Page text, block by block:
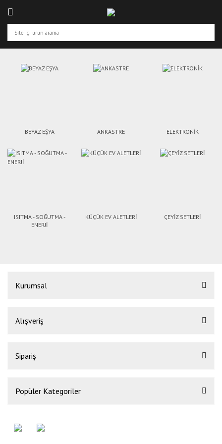
BEYAZ EŞYA ANKASTRE ELEKTRONİK
ISITMA - SOĞUTMA -
ENERJİ
KÜÇÜK EV ALETLERİ ÇEYİZ SETLERİ
Kurumsal
Alışveriş
Sipariş
Popüler Kategoriler